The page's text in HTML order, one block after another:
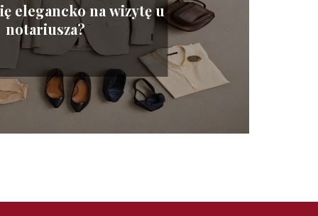
elegancko na wizytę u
notariusza?